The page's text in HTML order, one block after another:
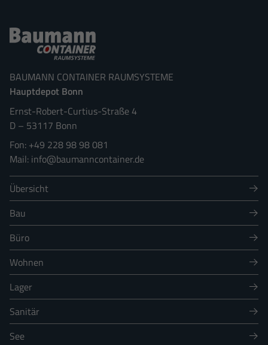
BAUMANN CONTAINER RAUMSYSTEME
Hauptdepot Bonn
Ernst-Robert-Curtius-Straße 4
D – 53117 Bonn
+49 228 98 98 081
info@baumanncontainer.de
Übersicht
Bau
Büro
Wohnen
Lager
Sanitär
See